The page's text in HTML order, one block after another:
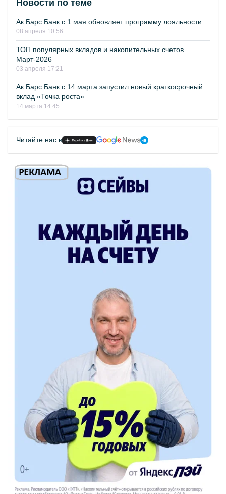
Новости по теме
Ак Барс Банк с 1 мая обновляет программу лояльности
08 апреля 10:56
ТОП популярных вкладов и накопительных счетов.
Март-2026
03 апреля 17:21
Ак Барс Банк с 14 марта запустил новый краткосрочный
вклад «Точка роста»
14 марта 14:45
Читайте нас в